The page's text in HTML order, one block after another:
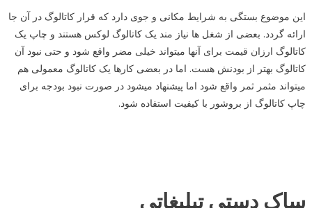
این موضوع بستگی به شرایط مکانی و جوی دارد که قرار کاتالوگ در آن جا
ارائه گردد. بعضی از شغل ها نیاز مند یک کاتالوگ لوکس هستند و چاپ یک
کاتالوگ ارزان قیمت برای آنها میتواند خیلی مضر واقع شود و حتی نبود آن
کاتالوگ بهتر از بودنش هست. اما در بعضی کارها یک کاتالوگ معمولی هم
میتواند مثمر ثمر واقع شود اما پیشنهاد میشود در صورت نبود بودجه برای
چاپ کاتالوگ از بروشور با کیفیت استفاده شود.
ساک دستی تبلیغاتی